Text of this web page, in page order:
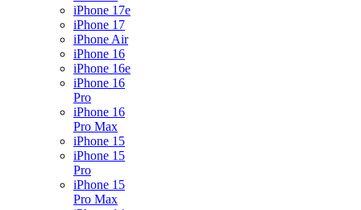
iPhone 17e
iPhone 17
iPhone Air
iPhone 16
iPhone 16e
iPhone 16
Pro
iPhone 16
Pro Max
iPhone 15
iPhone 15
Pro
iPhone 15
Pro Max